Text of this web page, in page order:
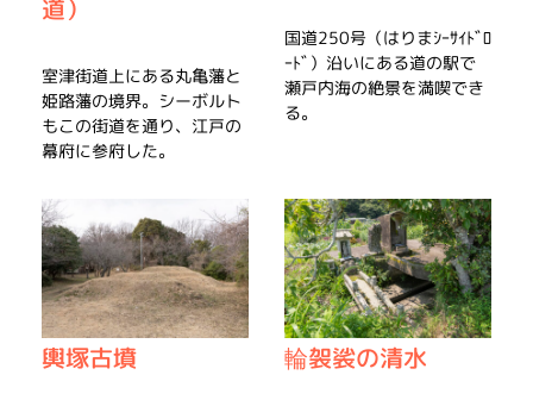
道）
室津街道上にある丸亀藩と
姫路藩の境界。シーボルト
もこの街道を通り、江戸の
幕府に参府した。
国道250号（はりまｼｰｻｲﾄﾞﾛ
ｰﾄﾞ）沿いにある道の駅で
瀬戸内海の絶景を満喫でき
る。
輿塚古墳 輪袈裟の清水